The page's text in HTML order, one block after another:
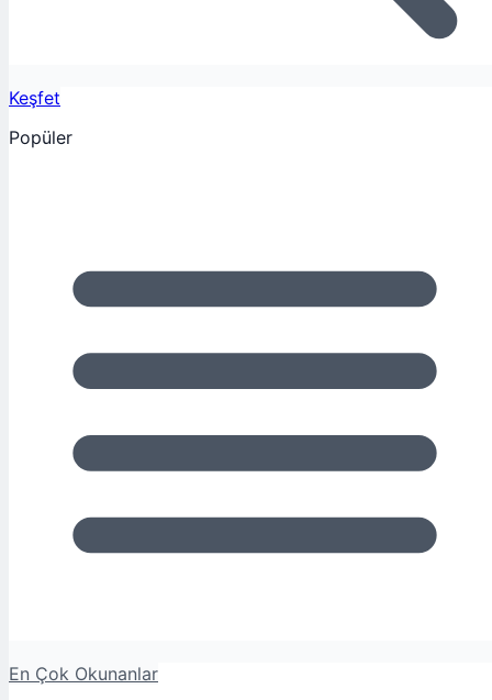
Keşfet
Popüler
En Çok Okunanlar